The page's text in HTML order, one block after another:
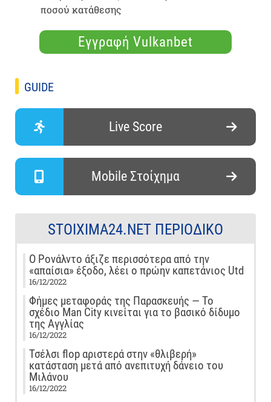
ποσού κατάθεσης
Εγγραφή Vulkanbet
GUIDE
Live Score
Mobile Στοίχημα
STOIXIMA24.NET ΠΕΡΙΟΔΙΚΌ
Ο Ρονάλντο άξιζε περισσότερα από την
«απαίσια» έξοδο, λέει ο πρώην καπετάνιος Utd
16/12/2022
Φήμες μεταφοράς της Παρασκευής — Το
σχέδιο Man City κινείται για το βασικό δίδυμο
της Αγγλίας
16/12/2022
Τσέλσι flop αριστερά στην «θλιβερή»
κατάσταση μετά από ανεπιτυχή δάνειο του
Μιλάνου
16/12/2022